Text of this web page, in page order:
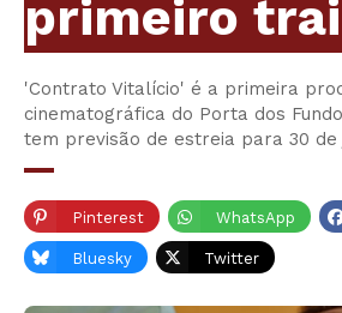
primeiro
'Contrato Vitalício' é a primeira
cinematográfica do Porta dos
tem previsão de estreia para 30
Pinterest WhatsApp
Bluesky Twitter